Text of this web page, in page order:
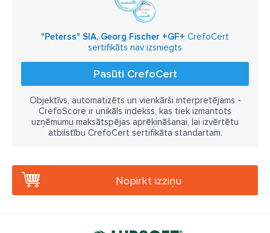
"Peterss" SIA, Georg Fischer +GF+ CrefoCert
sertifikāts nav izsniegts
Pasūti CrefoCert
Objektīvs, automatizēts un vienkārši interpretējams -
CrefoScore ir unikāls indekss, kas tiek izmantots
uzņēmumu maksātspējas aprēķināšanai, lai izvērtētu
atbilstību CrefoCert sertifikāta standartam.
Nopirkt izziņu